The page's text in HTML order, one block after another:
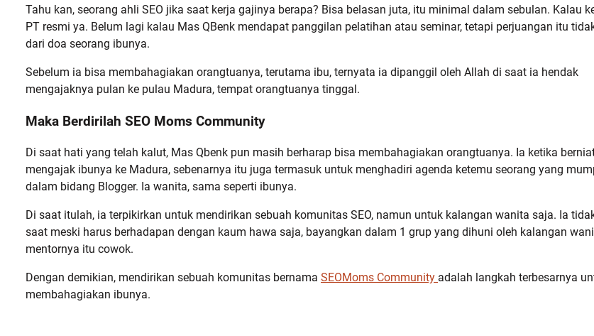
Tahu kan, seorang ahli SEO jika saat kerja gajinya berapa? Bisa belasan juta, itu minimal dalam sebulan. Kalau
PT resmi ya. Belum lagi kalau Mas QBenk mendapat panggilan pelatihan atau seminar, tetapi perjuangan itu
dari doa seorang ibunya.
Sebelum ia bisa membahagiakan orangtuanya, terutama ibu, ternyata ia dipanggil oleh Allah di saat ia hendak
mengajaknya pulan ke pulau Madura, tempat orangtuanya tinggal.
Maka Berdirilah SEO Moms Community
Di saat hati yang telah kalut, Mas Qbenk pun masih berharap bisa membahagiakan orangtuanya. Ia ketika
mengajak ibunya ke Madura, sebenarnya itu juga termasuk untuk menghadiri agenda ketemu seorang yang
dalam bidang Blogger. Ia wanita, sama seperti ibunya.
Di saat itulah, ia terpikirkan untuk mendirikan sebuah komunitas SEO, namun untuk kalangan wanita saja. Ia
saat meski harus berhadapan dengan kaum hawa saja, bayangkan dalam 1 grup yang dihuni oleh kalangan
mentornya itu cowok.
Dengan demikian, mendirikan sebuah komunitas bernama SEOMoms Community adalah langkah terbesarnya
membahagiakan ibunya.